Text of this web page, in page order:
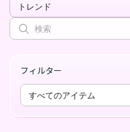
トレンド
フィルター
すべてのアイテム